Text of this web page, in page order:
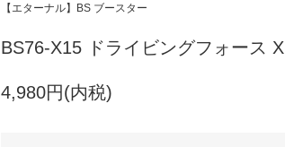
【エターナル】BS ブースター
BS76-X15 ドライビングフォース X
4,980円(内税)